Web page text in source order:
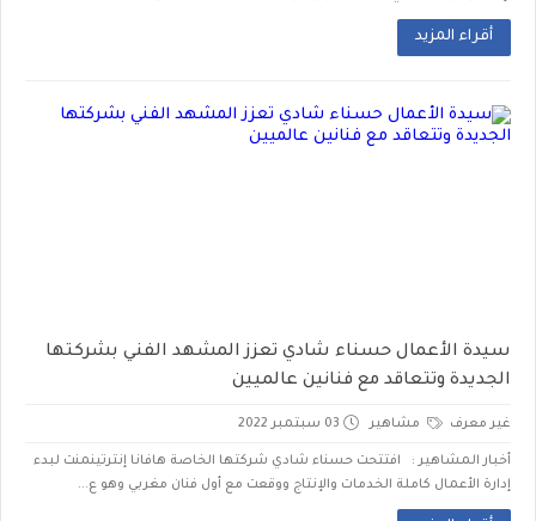
أقراء المزيد
سيدة الأعمال حسناء شادي تعزز المشهد الفني بشركتها
الجديدة وتتعاقد مع فنانين عالميين
غير معرف مشاهير 03 سبتمبر 2022
أخبار المشاهير : افتتحت حسناء شادي شركتها الخاصة هافانا إنترتينمنت لبدء
إدارة الأعمال كاملة الخدمات والإنتاج ووقعت مع أول فنان مغربي وهو ع...